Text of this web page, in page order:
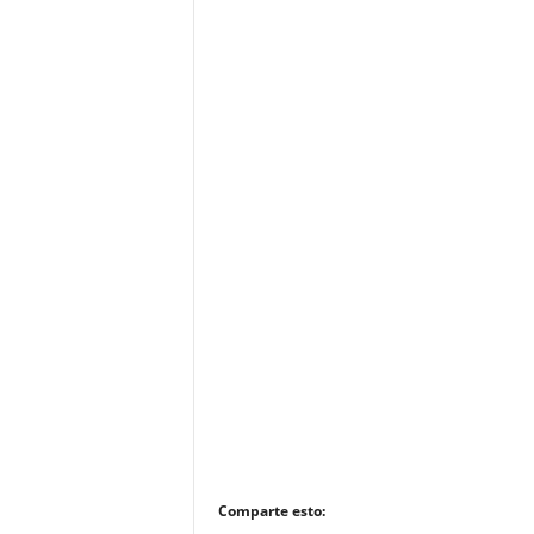
Comparte esto: